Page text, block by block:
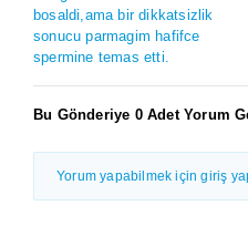
bosaldi,ama bir dikkatsizlik
sonucu parmagim hafifce
spermine temas etti.
Bu Gönderiye 0 Adet Yorum
Yorum yapabilmek için giriş